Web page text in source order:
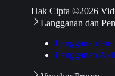
Hak Cipta ©2026
Langganan dan
Langganan
Langganan